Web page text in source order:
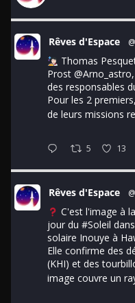
Rêves d'Espace
Thomas
Prost @Arno_astro
des responsables
Pour les 2
de leurs missions
5 13
Rêves d'Espace
C'est l'image à
jour du #Soleil
solaire Inouye à
Elle confirme des
(KHI) et des
image couvre un